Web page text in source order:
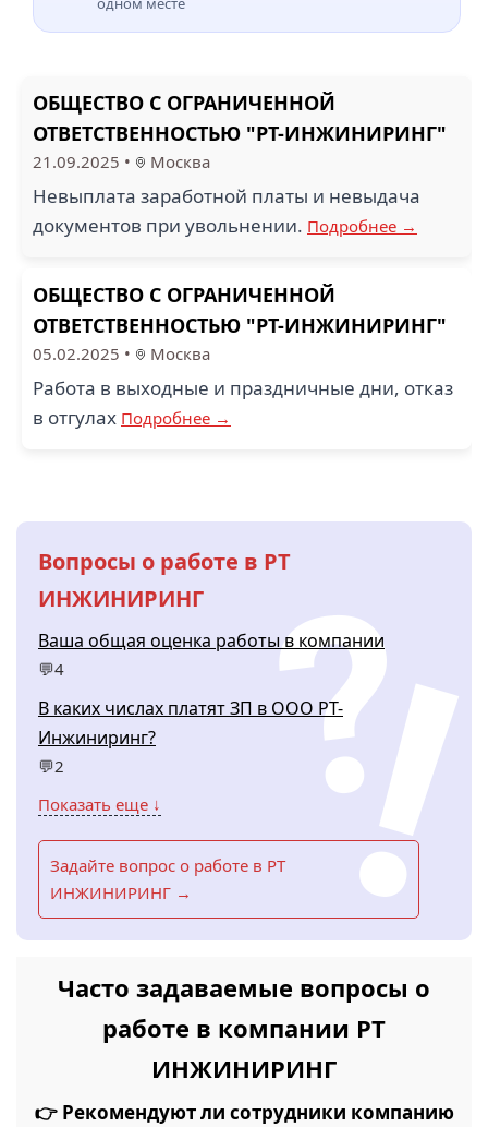
ОБЩЕСТВО С ОГРАНИЧЕННОЙ
ОТВЕТСТВЕННОСТЬЮ "РТ-ИНЖИНИРИНГ"
21.09.2025 • Москва
Невыплата заработной платы и невыдача
документов при увольнении. Подробнее →
ОБЩЕСТВО С ОГРАНИЧЕННОЙ
ОТВЕТСТВЕННОСТЬЮ "РТ-ИНЖИНИРИНГ"
05.02.2025 • Москва
Работа в выходные и праздничные дни, отказ
в отгулах Подробнее →
Вопросы о работе в РТ
ИНЖИНИРИНГ
Ваша общая оценка работы в компании
💬4
В каких числах платят ЗП в ООО РТ-
Инжиниринг?
💬2
Показать еще ↓
Задайте вопрос о работе в РТ
ИНЖИНИРИНГ →
Часто задаваемые вопросы о
работе в компании РТ
ИНЖИНИРИНГ
👉 Рекомендуют ли сотрудники компанию